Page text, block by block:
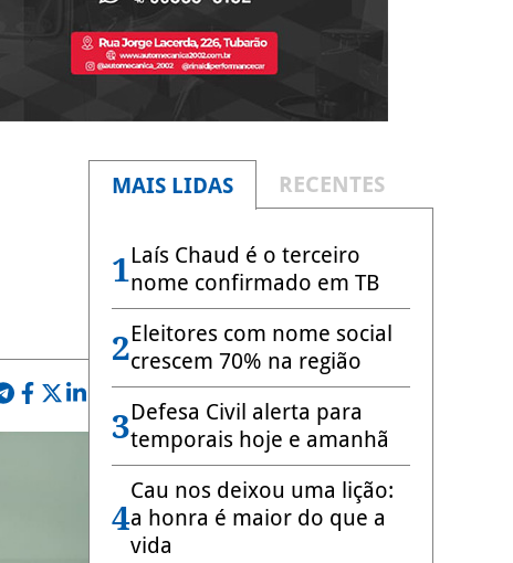
MAIS LIDAS RECENTES
1Laís Chaud é o terceiro
nome confirmado em TB
2Eleitores com nome social
crescem 70% na região
3Defesa Civil alerta para
temporais hoje e amanhã
4
Cau nos deixou uma lição:
a honra é maior do que a
vida